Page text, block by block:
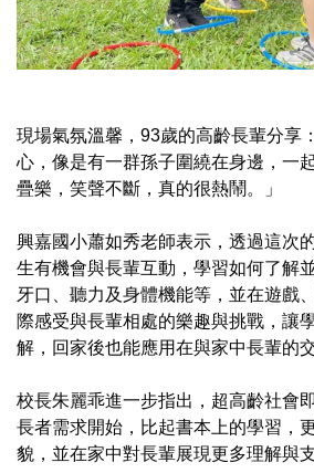
現場氣氛溫馨，93歲的高齡長輩分享
心，像是有一群孫子圍繞在身邊，一
疊樂，笑聲不斷，真的很熱鬧。」
興嘉國小蕭如秀老師表示，透過這次
生有機會與長輩互動，學習如何了解
牙口、聽力及身體機能等，並在遊戲
際感受與長輩相處的樂趣與挑戰，讓
解，回家後也能應用在與家中長輩的交
校長朱麗乖進一步指出，超高齡社會
長者需求開始，比起書本上的學習，
貌，並在家中對長輩展現更多理解與支